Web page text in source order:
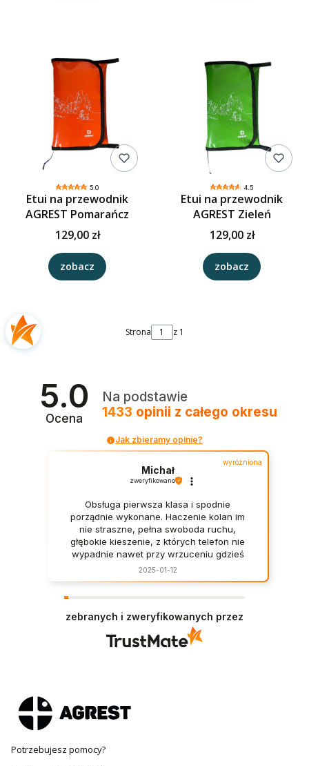
5.0
Etui na przewodnik
AGREST Pomarańcz
129,00 zł
zobacz
4.5
Etui na przewodnik
AGREST Zieleń
129,00 zł
zobacz
Strona z 1
5.0
Ocena
Na podstawie
1433 opinii z całego okresu
Jak zbieramy opinie?
wyróżniona
Michał
zweryfikowano
Obsługa pierwsza klasa i spodnie
porządnie wykonane. Haczenie kolan im
nie straszne, pełna swoboda ruchu,
głębokie kieszenie, z których telefon nie
wypadnie nawet przy wrzuceniu gdzieś
wysoko nogi na podejściu, a przy tym
fajnie wyglądają. Zdecydowanie warte
2025-01-12
zebranych i zweryfikowanych przez
Potrzebujesz pomocy?